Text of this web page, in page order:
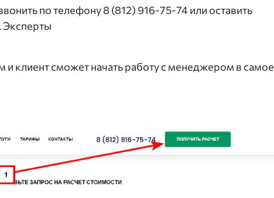
по телефону 8 (812) 916-75-74 или оставить
Эксперты
и клиент сможет начать работу с менеджером в самое